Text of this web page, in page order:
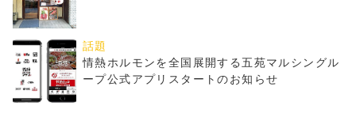
話題
情熱ホルモンを全国展開する五苑マルシングル
ープ公式アプリスタートのお知らせ